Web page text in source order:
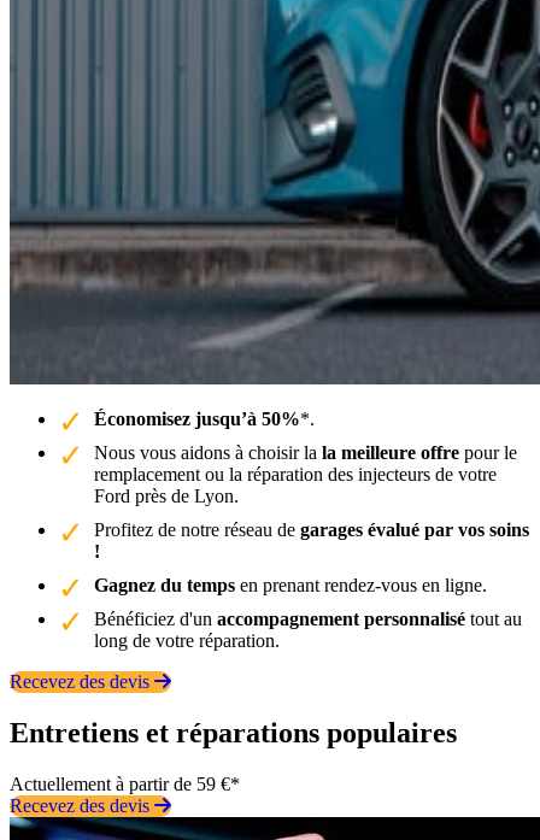
Économisez jusqu’à 50%*.
Nous vous aidons à choisir la la meilleure offre pour le
remplacement ou la réparation des injecteurs de votre
Ford près de Lyon.
Profitez de notre réseau de garages évalué par vos soins
!
Gagnez du temps en prenant rendez-vous en ligne.
Bénéficiez d'un accompagnement personnalisé tout au
long de votre réparation.
Recevez des devis
Entretiens et réparations populaires
Actuellement à partir de 59 €*
Recevez des devis